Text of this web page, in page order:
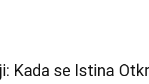
Kada se Istina